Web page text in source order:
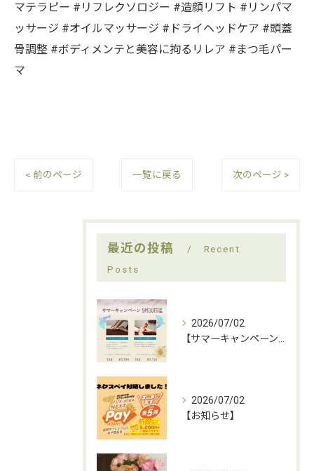
マテラピー #リフレクソロジー #造顔リフト #リンパマ
ッサージ #オイルマッサージ #ドライヘッドケア #頭蓋
骨調整 #ボディメンテと美容に拘るリレア #まつ毛パー
マ
< 前のページ 一覧に戻る 次のページ >
最近の投稿
Recent
Posts
2026/07/02
2026/07/02
【お知らせ】